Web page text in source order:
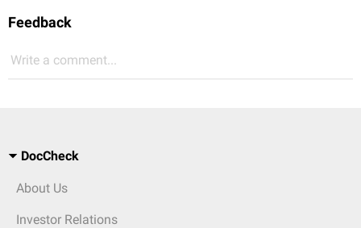
Feedback
Write a comment...
DocCheck
About Us
Investor Relations